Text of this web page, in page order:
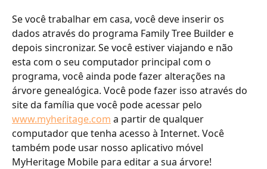
Se você trabalhar em casa, você deve inserir os
dados através do programa Family Tree Builder e
depois sincronizar. Se você estiver viajando e não
esta com o seu computador principal com o
programa, você ainda pode fazer alterações na
árvore genealógica. Você pode fazer isso através do
site da família que você pode acessar pelo
www.myheritage.com a partir de qualquer
computador que tenha acesso à Internet. Você
também pode usar nosso aplicativo móvel
MyHeritage Mobile para editar a sua árvore!